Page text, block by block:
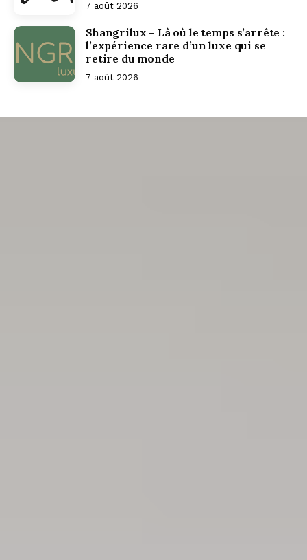
7 août 2026
Shangrilux – Là où le temps s’arrête :
l’expérience rare d’un luxe qui se
retire du monde
7 août 2026